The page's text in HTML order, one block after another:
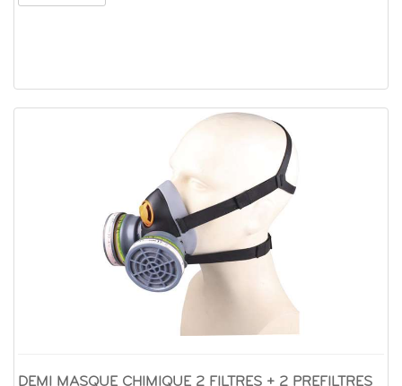
DEMI MASQUE CHIMIQUE 2 FILTRES + 2 PREFILTRES